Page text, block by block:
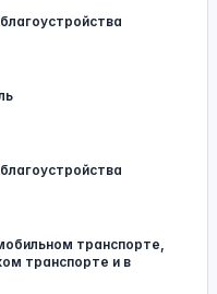
транспорте,
транспорте и в